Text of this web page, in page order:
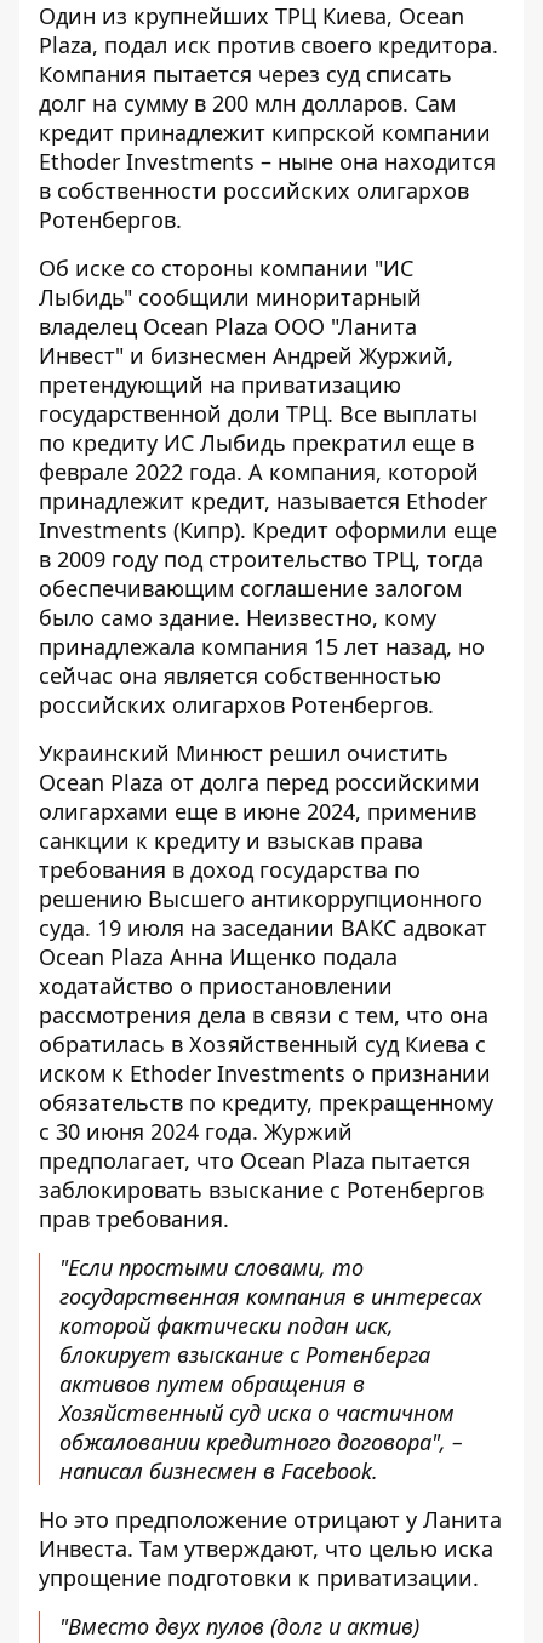
Один из крупнейших ТРЦ Киева, Ocean
Plaza, подал иск против своего кредитора.
Компания пытается через суд списать
долг на сумму в 200 млн долларов. Сам
кредит принадлежит кипрской компании
Ethoder Investments – ныне она находится
в собственности российских олигархов
Ротенбергов.
Об иске со стороны компании "ИС
Лыбидь" сообщили миноритарный
владелец Ocean Plaza ООО "Ланита
Инвест" и бизнесмен Андрей Журжий,
претендующий на приватизацию
государственной доли ТРЦ. Все выплаты
по кредиту ИС Лыбидь прекратил еще в
феврале 2022 года. А компания, которой
принадлежит кредит, называется Ethoder
Investments (Кипр). Кредит оформили еще
в 2009 году под строительство ТРЦ, тогда
обеспечивающим соглашение залогом
было само здание. Неизвестно, кому
принадлежала компания 15 лет назад, но
сейчас она является собственностью
российских олигархов Ротенбергов.
Украинский Минюст решил очистить
Ocean Plaza от долга перед российскими
олигархами еще в июне 2024, применив
санкции к кредиту и взыскав права
требования в доход государства по
решению Высшего антикоррупционного
суда. 19 июля на заседании ВАКС адвокат
Ocean Plaza Анна Ищенко подала
ходатайство о приостановлении
рассмотрения дела в связи с тем, что она
обратилась в Хозяйственный суд Киева с
иском к Ethoder Investments о признании
обязательств по кредиту, прекращенному
с 30 июня 2024 года. Журжий
предполагает, что Ocean Plaza пытается
заблокировать взыскание с Ротенбергов
прав требования.
"Если простыми словами, то
государственная компания в интересах
которой фактически подан иск,
блокирует взыскание с Ротенберга
активов путем обращения в
Хозяйственный суд иска о частичном
обжаловании кредитного договора", –
написал бизнесмен в Facebook.
Но это предположение отрицают у Ланита
Инвеста. Там утверждают, что целью иска
упрощение подготовки к приватизации.
"Вместо двух пулов (долг и актив)